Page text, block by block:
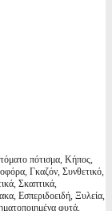
πότισμα, Κήπος,
Γκαζόν, Συνθετικό,
Σκαπτικά,
Εσπεριδοειδή, Ξυλεία,
φυτά,